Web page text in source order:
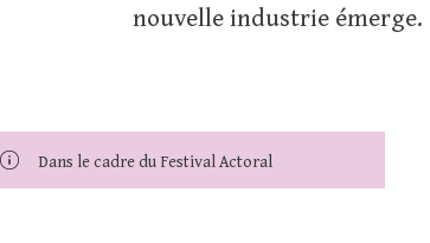
nouvelle industrie émerge.
Dans le cadre du Festival Actoral